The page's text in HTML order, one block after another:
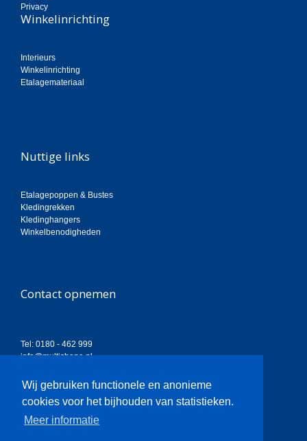
Wij gebruiken functionele en anonieme
cookies voor het bijhouden van statistieken.
Meer informatie
Privacy
Winkelinrichting
Interieurs
Winkelinrichting
Etalagemateriaal
Nuttige links
Etalagepoppen & Bustes
Kledingrekken
Kledinghangers
Winkelbenodigheden
Contact opnemen
Tel: 0180 - 462 999
info@multishape.nl